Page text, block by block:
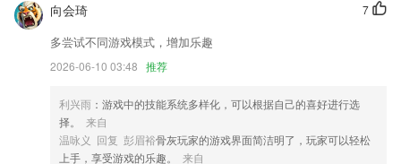
7
向会琦
多尝试不同游戏模式，增加乐趣
2026-06-10 03:48 推荐
利兴雨 ：游戏中的技能系统多样化，可以根据自己的喜好进行选
择。
来自
温咏义 回复 彭眉裕骨灰玩家的游戏界面简洁明了，玩家可以轻松
上手，享受游戏的乐趣。
来自